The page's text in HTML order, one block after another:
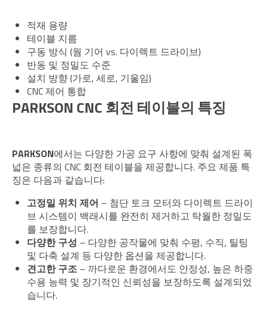
적재 용량
테이블 지름
구동 방식 (웜 기어 vs. 다이렉트 드라이브)
반동 및 정밀도 수준
설치 방향 (가로, 세로, 기울임)
CNC 제어 통합
PARKSON CNC 회전 테이블의 특징
PARKSON에서는 다양한 가공 요구 사항에 맞춰 설계된 폭
넓은 종류의 CNC 회전 테이블을 제공합니다. 주요 제품 특
징은 다음과 같습니다:
고정밀 위치 제어 – 첨단 토크 모터와 다이렉트 드라이
브 시스템이 백래시를 완전히 제거하고 탁월한 정밀도
를 보장합니다.
다양한 구성 – 다양한 공작물에 맞춰 수평, 수직, 틸팅
및 다축 설계 등 다양한 옵션을 제공합니다.
견고한 구조 – 까다로운 환경에서도 안정성, 높은 하중
수용 능력 및 장기적인 신뢰성을 보장하도록 설계되었
습니다.